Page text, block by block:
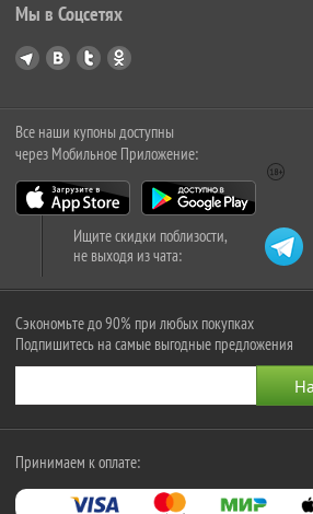
Мы в Соцсетях
Все наши купоны доступны
через Мобильное Приложение:
Ищите скидки поблизости,
не выходя из чата:
Сэкономьте до 90% при любых покупках
Подпишитесь на самые выгодные предложения
Принимаем к оплате: